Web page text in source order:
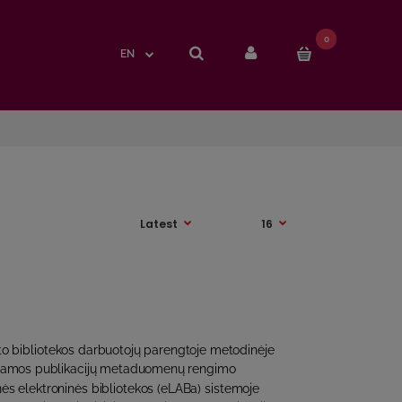
EN
0
EN
0
bibliotekos darbuotojų parengtoje metodinėje
publikacijų metaduomenų rengimo
elektroninės bibliotekos (eLABa) sistemoje